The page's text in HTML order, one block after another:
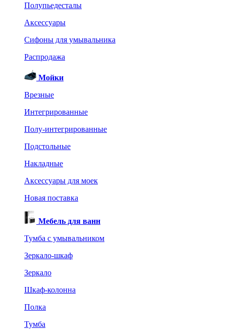
Полупьедесталы
Аксессуары
Сифоны для умывальника
Распродажа
Мойки
Врезные
Интегрированные
Полу-интегрированные
Подстольные
Накладные
Аксессуары для моек
Новая поставка
Мебель для ванн
Тумба с умывальником
Зеркало-шкаф
Зеркало
Шкаф-колонна
Полка
Тумба